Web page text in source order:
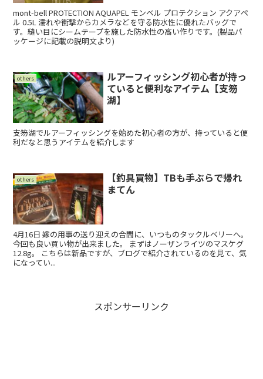
mont-bell PROTECTION AQUAPEL モンベル プロテクション アクアペ
ル 0.5L 濡れや衝撃からカメラなどを守る防水性に優れたバッグで
す。縫い目にシームテープを施した防水性の高い作りです。(製品パ
ッケージに記載の説明文より)
others
ルアーフィッシング初心者が持っ
ていると便利なアイテム【支笏
湖】
支笏湖でルアーフィッシングを始めた初心者の方が、持っていると便
利だなと思うアイテムを紹介します
others
【釣具買物】TBも手ぶらで帰れ
まてん
4月16日 嫁の用事の送り迎えの合間に、いつものタックルベリーへ。
今回も良い買い物が出来ました。 まずはノーザンライツのマスケグ
12.8g。 こちらは新品ですが、ブログで紹介されているのを見て、気
になってい...
スポンサーリンク